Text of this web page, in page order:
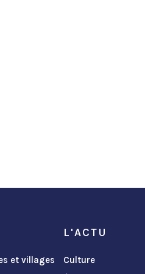
et villages
L'ACTU
Culture